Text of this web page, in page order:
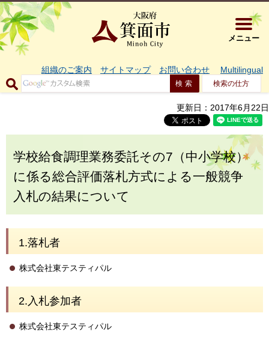
大阪府箕
メニュー
組織のご案内 サイトマップ お問い合わせ Multilingual
検索の仕方
更新日：2017年6月22日
学校給食調理業務委託その7（中小学校）
に係る総合評価落札方式による一般競争
入札の結果について
1.落札者
株式会社東テスティパル
2.入札参加者
株式会社東テスティパル